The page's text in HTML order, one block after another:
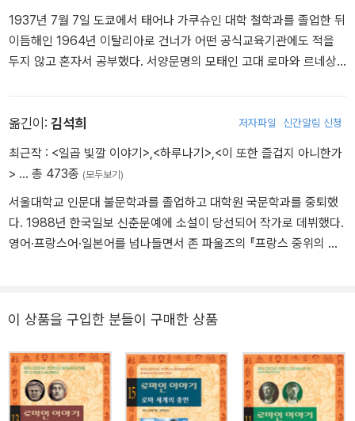
1937년 7월 7일 도쿄에서 태어나 가쿠슈인 대학 철학과를 졸업한 뒤
이듬해인 1964년 이탈리아로 건너가 어떤 공식교육기관에도 적을
두지 않고 혼자서 공부했다. 서양문명의 모태인 고대 로마와 르네상
상상력을 뛰어넘는 놀라운 필력으로 수많은 독자를 사로잡고 있다. 2
일본 정부로부터 문화공로자로 선정되었다. 작품으로 『르네상스의
여인들』을 비롯하여 『체사레 보르자 혹은 우아한 냉혹』(1970년 마이
니치 출판문화상) 『바다의 도시 이야기』(1982년 산토리 학예상) 『나
의 친구 마키아벨리』(1988년 여류문학상) 『신의 대리인』 『르네상스
를 만든 사람들』 그리고 그의 필생의 역작인 『로마인 이야기』(1993
‘로마 세계의 종언’을 끝으로 기나긴 대장정을 끝냈다. 여기서 멈추지
않고 그는 로마제국의 멸망 이후 지중해 패권을 둘러싼 기독교 세력
과 이슬람 세력의 충돌을 서술한 『로마 멸망 이후의 지중해 세계』(상·
하)를 최근 펴냈다. 그밖에 『침묵하는 소수』 『나의 인생은 영화관에
서 시작되었다』 『사랑의 풍경』 『살로메 유모 이야기』 『이탈리아에서
옮긴이: 김석희 저자파일 신간알림 신청
최근작 : <일곱 빛깔 이야기> <하루나기> <이 또한 즐겁지 아니한가
> … 총 473종 (모두보기)
서울대학교 인문대 불문학과를 졸업하고 대학원 국문학과를 중퇴했
다. 1988년 한국일보 신춘문예에 소설이 당선되어 작가로 데뷔했다.
영어·프랑스어·일본어를 넘나들면서 존 파울즈의 『프랑스 중위의 여
시오노 나나미의 「로마인 이야기』 시리즈 등 많은 책을 번역했다.
이 상품을 구입한 분들이 구매한 상품